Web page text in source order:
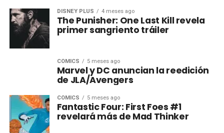
DISNEY PLUS 4 meses ago
The Punisher: One Last Kill revela
primer sangriento tráiler
CÓMICS 5 meses ago
Marvel y DC anuncian la reedición
de JLA/Avengers
CÓMICS 5 meses ago
Fantastic Four: First Foes #1
revelará más de Mad Thinker